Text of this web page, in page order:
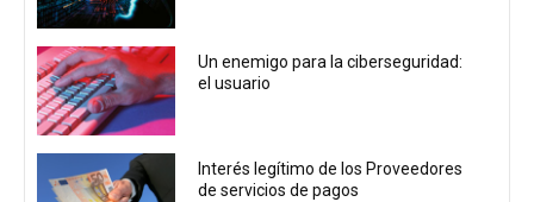
Un enemigo para la ciberseguridad:
el usuario
Interés legítimo de los Proveedores
de servicios de pagos